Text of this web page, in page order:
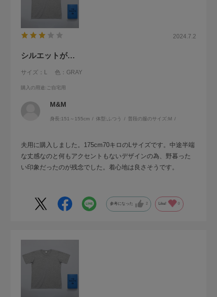
2024.7.2
シルエットが…
サイズ：L 色：GRAY
購入の用途:ご自宅用
M&M
身長:151～155cm 体型: ふつう 普段の服のサイズ:M
夫用に購入しました。175cm70キロのLサイズです。中途半端
な丈感なのと何もアクセントもないデザインの為、野暮った
い印象だったのが残念でした。着心地は良さそうです。
参考になった 2 Like! 0